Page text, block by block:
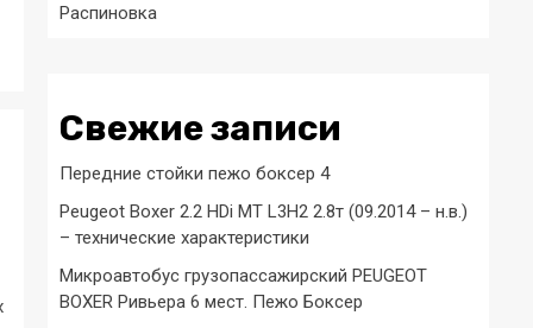
Распиновка
Свежие записи
Передние стойки пежо боксер 4
Peugeot Boxer 2.2 HDi MT L3H2 2.8т (09.2014 – н.в.)
– технические характеристики
Микроавтобус грузопассажирский PEUGEOT
BOXER Ривьера 6 мест. Пежо Боксер